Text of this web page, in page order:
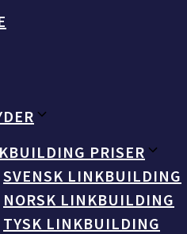
PRISER
SVENSK LINKBUILDING
NORSK LINKBUILDING
TYSK LINKBUILDING